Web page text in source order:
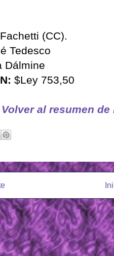
(CC).
Tedesco
Dálmine
$Ley 753,50
Volver al resumen